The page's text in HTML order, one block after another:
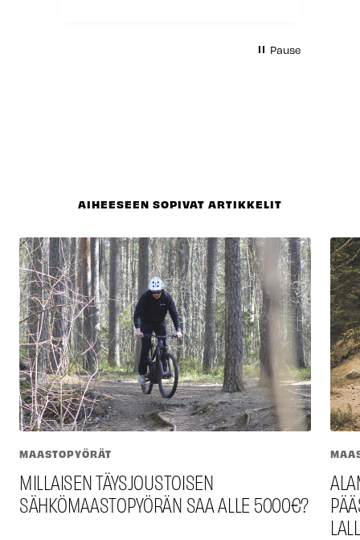
Pause
AIHEESEEN SOPIVAT ARTIKKELIT
MAASTOPYÖRÄT
MILLAISEN TÄYSJOUSTOISEN
SÄHKÖMAASTOPYÖRÄN SAA ALLE 5000€?